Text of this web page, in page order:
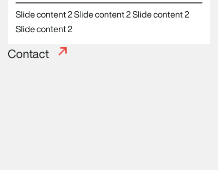
Slide content 2 Slide content 2 Slide content 2
Slide content 2
Contact